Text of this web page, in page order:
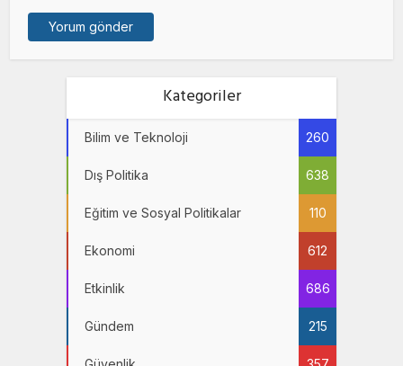
Kategoriler
Bilim ve Teknoloji 260
Dış Politika 638
Eğitim ve Sosyal Politikalar 110
Ekonomi 612
Etkinlik 686
Gündem 215